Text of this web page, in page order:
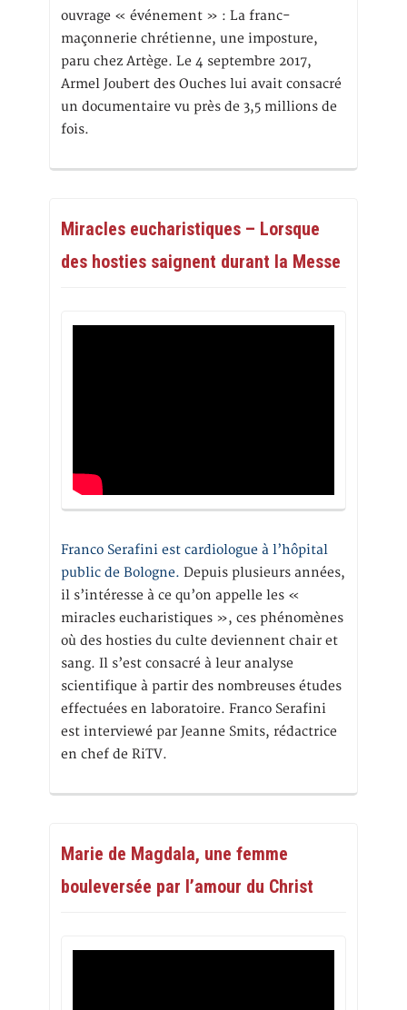
ouvrage « événement » : La franc-
maçonnerie chrétienne, une imposture,
paru chez Artège. Le 4 septembre 2017,
Armel Joubert des Ouches lui avait consacré
un documentaire vu près de 3,5 millions de
fois.
Miracles eucharistiques – Lorsque
des hosties saignent durant la Messe
Franco Serafini est cardiologue à l’hôpital
public de Bologne. Depuis plusieurs années,
il s’intéresse à ce qu’on appelle les «
miracles eucharistiques », ces phénomènes
où des hosties du culte deviennent chair et
sang. Il s’est consacré à leur analyse
scientifique à partir des nombreuses études
effectuées en laboratoire. Franco Serafini
est interviewé par Jeanne Smits, rédactrice
en chef de RiTV.
Marie de Magdala, une femme
bouleversée par l’amour du Christ